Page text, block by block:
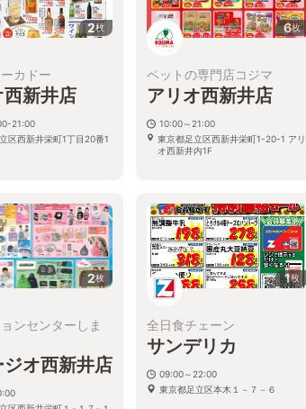
2枚
カドー
西新井店
21:00
区西新井栄町1丁目20番1
6枚
ペットの専門店コジマ
アリオ西新井店
10:00～21:00
東京都足立区西新井栄町1-20-1 アリ
オ西新井内1F
2枚
ンセンターしま
オ西新井店
1枚
全日食チェーン
サンデリカ
09:00～22:00
東京都足立区本木１－７－６